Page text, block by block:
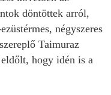
döntöttek arról,
négyszeres
Taimuraz
hogy idén is a